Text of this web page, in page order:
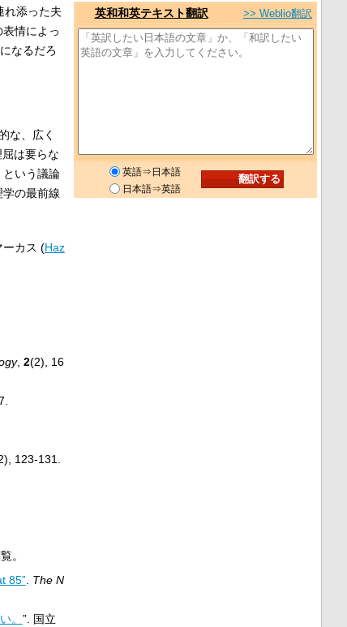
れ添った夫
情によっ
なるだろ
な、広く
は要らな
いう議論
の最前線
ーカス (Haz
, 2(2), 16
123-131.
。
85”. The N
。 ”. 国立
英和和英テキスト翻訳 >> Weblio翻訳
英語⇒日本語
日本語⇒英語